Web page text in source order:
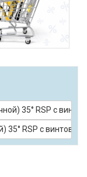
35° RSP с
RSP с